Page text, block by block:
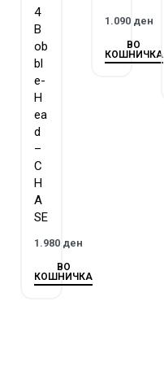
4
B
ob
bl
e-
H
ea
d
–
C
H
A
SE
1.980 ден
ВО
КОШНИЧКА
1.090 ден
ВО
КОШНИЧКА